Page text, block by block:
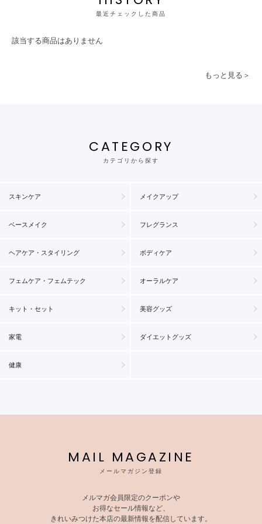
最近チェックした商品
該当する商品はありません
もっと見る＞
CATEGORY
カテゴリから探す
スキンケア メイクアップ
ベースメイク フレグランス
ヘアケア・スタイリング ボディケア
フェムケア・フェムテック オーラルケア
キット・セット 美容グッズ
家電 ダイエットグッズ
健康
MAIL MAGAZINE
メールマガジン登録
メルマガ会員限定のクーポンや
お得なセール情報など、
きれいみつけた本店の最新情報を配信しています。